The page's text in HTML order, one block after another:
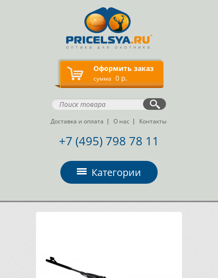
Оформить заказ
сумма 0 р.
Доставка и оплата О нас Контакты
+7 (495) 798 78 11
Категории